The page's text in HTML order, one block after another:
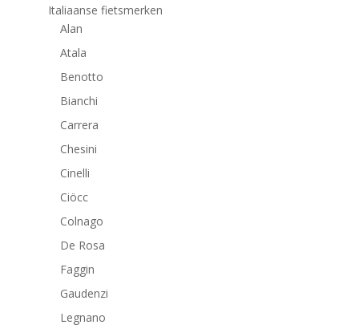
Italiaanse fietsmerken
Alan
Atala
Benotto
Bianchi
Carrera
Chesini
Cinelli
Ciöcc
Colnago
De Rosa
Faggin
Gaudenzi
Legnano